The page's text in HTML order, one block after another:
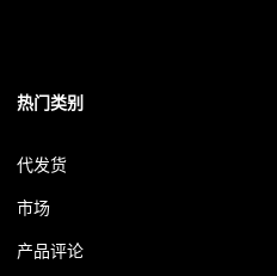
热门类别
代发货
市场
产品评论